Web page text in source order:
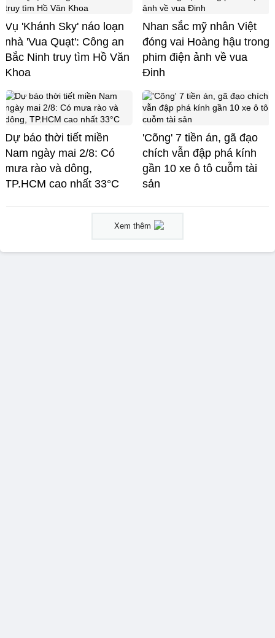
Vụ 'Khánh Sky' náo loạn
nhà 'Vua Quạt': Công an
Bắc Ninh truy tìm Hồ Văn
Khoa
Nhan sắc mỹ nhân Việt
đóng vai Hoàng hậu trong
phim điện ảnh về vua
Đinh
Dự báo thời tiết miền
Nam ngày mai 2/8: Có
mưa rào và dông,
TP.HCM cao nhất 33°C
'Cõng' 7 tiền án, gã đạo
chích vẫn đập phá kính
gần 10 xe ô tô cuỗm tài
sản
Xem thêm